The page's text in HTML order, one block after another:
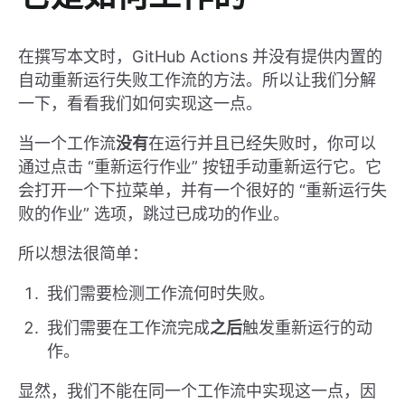
在撰写本文时，GitHub Actions 并没有提供内置的
自动重新运行失败工作流的方法。所以让我们分解
一下，看看我们如何实现这一点。
当一个工作流没有在运行并且已经失败时，你可以
通过点击 “重新运行作业” 按钮手动重新运行它。它
会打开一个下拉菜单，并有一个很好的 “重新运行失
败的作业” 选项，跳过已成功的作业。
所以想法很简单：
我们需要检测工作流何时失败。
我们需要在工作流完成之后触发重新运行的动
作。
显然，我们不能在同一个工作流中实现这一点，因